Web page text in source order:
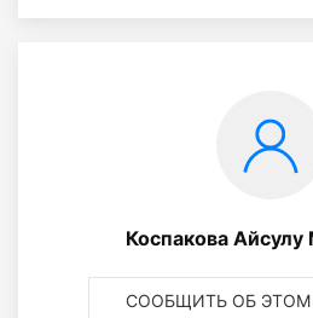
Коспакова Айсулу
СООБЩИТЬ ОБ ЭТОМ